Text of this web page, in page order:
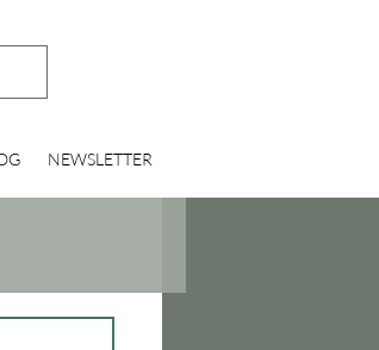
NEWSLETTER